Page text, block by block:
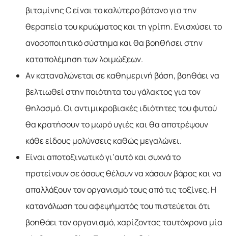
βιταμίνης C είναι το καλύτερο βότανο για την
θεραπεία του κρυώματος και τη γρίπη. Ενισχύσει το
ανοσοποιητικό σύστημα και θα βοηθήσει στην
καταπολέμηση των λοιμώξεων.
Αν καταναλώνεται σε καθημερινή βάση, βοηθάει να
βελτιωθεί στην ποιότητα του γάλακτος για τον
θηλασμό. Οι αντιμικροβιακές ιδιότητες του φυτού
θα κρατήσουν το μωρό υγιές και θα αποτρέψουν
κάθε είδους μολύνσεις καθώς μεγαλώνει.
Είναι αποτοξινωτικό γι’αυτό και συχνά το
προτείνουν σε όσους θέλουν να χάσουν βάρος και να
απαλλάξουν τον οργανισμό τους από τις τοξίνες. Η
κατανάλωση του αφεψήματός του πιστεύεται ότι
βοηθάει τον οργανισμό, χαρίζοντας ταυτόχρονα μία